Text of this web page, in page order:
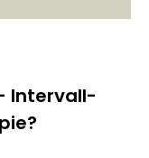
Intervall-